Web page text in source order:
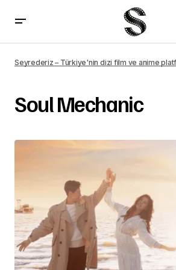
Seyrederiz – Türkiye'nin dizi film ve anime
Soul Mechanic